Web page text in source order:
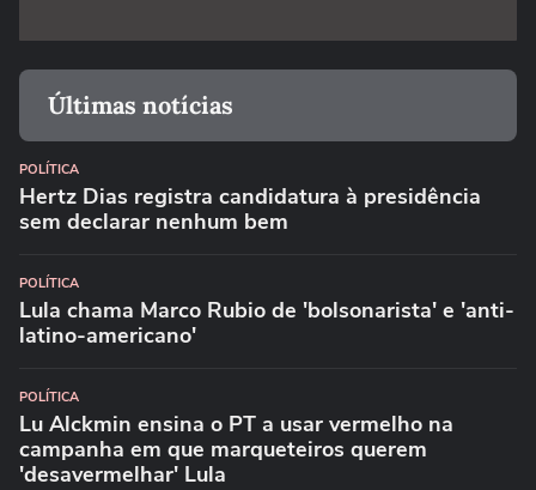
Últimas notícias
POLÍTICA
Hertz Dias registra candidatura à presidência
sem declarar nenhum bem
POLÍTICA
Lula chama Marco Rubio de 'bolsonarista' e 'anti-
latino-americano'
POLÍTICA
Lu Alckmin ensina o PT a usar vermelho na
campanha em que marqueteiros querem
'desavermelhar' Lula